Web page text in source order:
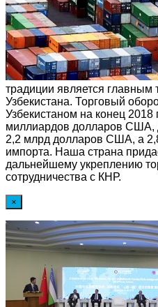
традиции является главным
Узбекистана. Торговый
Узбекистаном на конец 2018
миллиардов долларов США,
2,2 млрд долларов США, а
импорта. Наша страна
дальнейшему укреплению
сотрудничества с КНР.
×